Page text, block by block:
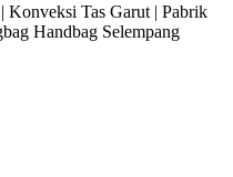
Tas Garut | Pabrik
Handbag Selempang